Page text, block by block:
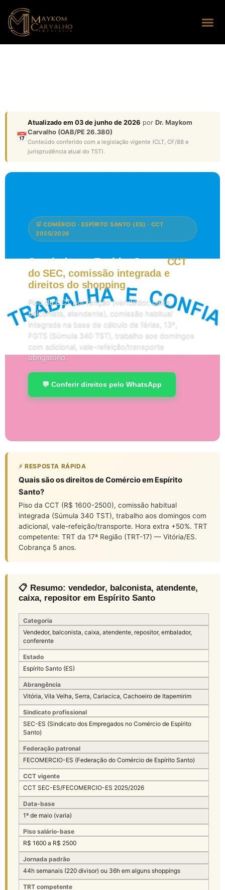
📅
Atualizado em 03 de junho de 2026 por Dr. Maykom
Carvalho (OAB/PE 26.380)
Conteúdo conferido com a legislação vigente (CLT, CF/88 e
jurisprudência atual do TST).
🛒 COMÉRCIO · ESPÍRITO SANTO (ES) · CCT
2025/2026
Comércio em Espírito Santo:CCT
do SEC, comissão integrada e
direitos do shoppingem 2026.
Piso da CCT por função (vendedor, caixa,
balconista, atendente), comissão habitual
integrada na base de cálculo de férias, 13º,
FGTS (Súmula 340 TST), trabalho aos domingos
com adicional, vale-refeição/transporte
obrigatório.
💬 Conferir direitos pelo WhatsApp
⚡ RESPOSTA RÁPIDA
Quais são os direitos de Comércio em Espírito
Santo?
Piso da CCT (R$ 1600-2500), comissão habitual
integrada (Súmula 340 TST), trabalho aos domingos com
adicional, vale-refeição/transporte. Hora extra +50%. TRT
competente: TRT da 17ª Região (TRT-17) — Vitória/ES.
Cobrança 5 anos.
📋 Resumo: vendedor, balconista, atendente,
caixa, repositor em Espírito Santo
Categoria
Vendedor, balconista, caixa, atendente, repositor, embalador,
conferente
Estado
Espírito Santo (ES)
Abrangência
Vitória, Vila Velha, Serra, Cariacica, Cachoeiro de Itapemirim
Sindicato profissional
SEC-ES (Sindicato dos Empregados no Comércio de Espírito
Santo)
Federação patronal
FECOMERCIO-ES (Federação do Comércio de Espírito Santo)
CCT vigente
CCT SEC-ES/FECOMERCIO-ES 2025/2026
Data-base
1º de maio (varia)
Piso salário-base
R$ 1600 a R$ 2500
Jornada padrão
44h semanais (220 divisor) ou 36h em alguns shoppings
TRT competente